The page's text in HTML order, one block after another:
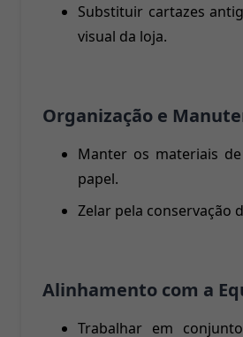
Substituir cartazes
visual da loja.
Organização e
Manter os materiais
papel.
Zelar pela conservação
Alinhamento com a
Trabalhar em